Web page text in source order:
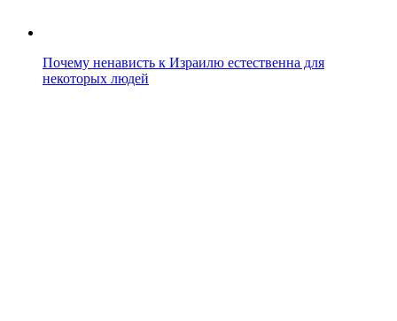
Почему ненависть к Израилю естественна для
некоторых людей